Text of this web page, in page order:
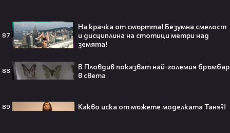
87
На крачка от смъртта! Безумна смелост
и дисциплина на стотици метри над
земята!
88
В Пловдив показват най-големия бръмбар
в света
89 Какво иска от мъжете моделката Таня?!
След тежка контузия: Дейв